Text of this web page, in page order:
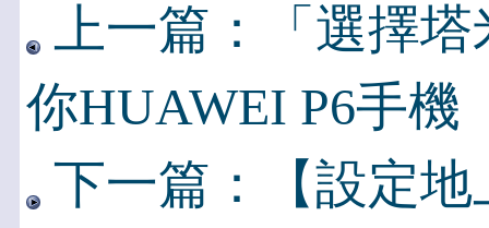
上一篇：「選擇
你HUAWEI P6手機
下一篇：【設定